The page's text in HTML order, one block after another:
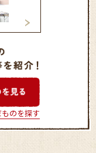
ファーマーズガ
ちだ
のを探す